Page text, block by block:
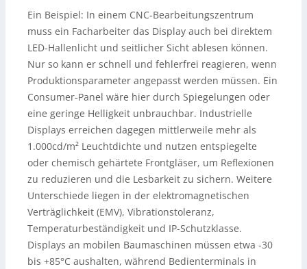
Ein Beispiel: In einem CNC-Bearbeitungszentrum
muss ein Facharbeiter das Display auch bei direktem
LED-Hallenlicht und seitlicher Sicht ablesen können.
Nur so kann er schnell und fehlerfrei reagieren, wenn
Produktionsparameter angepasst werden müssen. Ein
Consumer-Panel wäre hier durch Spiegelungen oder
eine geringe Helligkeit unbrauchbar. Industrielle
Displays erreichen dagegen mittlerweile mehr als
1.000cd/m² Leuchtdichte und nutzen entspiegelte
oder chemisch gehärtete Frontgläser, um Reflexionen
zu reduzieren und die Lesbarkeit zu sichern. Weitere
Unterschiede liegen in der elektromagnetischen
Verträglichkeit (EMV), Vibrationstoleranz,
Temperaturbeständigkeit und IP-Schutzklasse.
Displays an mobilen Baumaschinen müssen etwa -30
bis +85°C aushalten, während Bedienterminals in